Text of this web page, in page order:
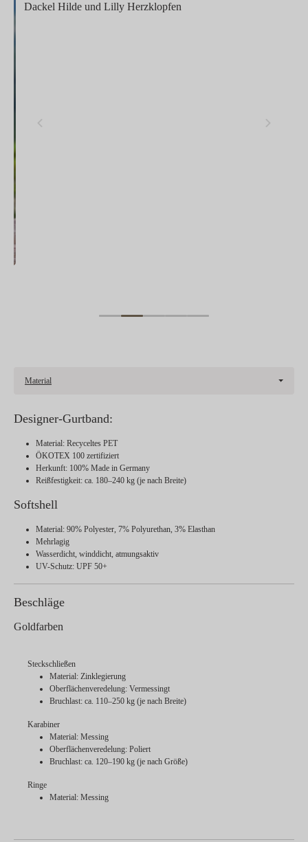
Dackel Hilde und Lilly Herzklopfen
Material
Designer-Gurtband:
Material: Recyceltes PET
ÖKOTEX 100 zertifiziert
Herkunft: 100% Made in Germany
Reißfestigkeit: ca. 180–240 kg (je nach Breite)
Softshell
Material: 90% Polyester, 7% Polyurethan, 3% Elasthan
Mehrlagig
Wasserdicht, winddicht, atmungsaktiv
UV-Schutz: UPF 50+
Beschläge
Goldfarben
Steckschließen
Material: Zinklegierung
Oberflächenveredelung: Vermessingt
Bruchlast: ca. 110–250 kg (je nach Breite)
Karabiner
Material: Messing
Oberflächenveredelung: Poliert
Bruchlast: ca. 120–190 kg (je nach Größe)
Ringe
Material: Messing